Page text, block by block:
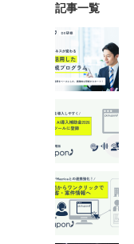
記事一覧